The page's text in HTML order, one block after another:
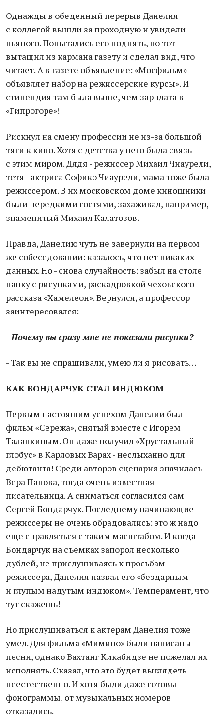
Однажды в обеденный перерыв Данелия
с коллегой вышли за проходную и увидели
пьяного. Попытались его поднять, но тот
вытащил из кармана газету и сделал вид, что
читает. А в газете объявление: «Мосфильм»
объявляет набор на режиссерские курсы». И
стипендия там была выше, чем зарплата в
«Гипрогоре»!
Рискнул на смену профессии не из-за большой
тяги к кино. Хотя с детства у него была связь
с этим миром. Дядя - режиссер Михаил Чиаурели,
тетя - актриса Софико Чиаурели, мама тоже была
режиссером. В их московском доме киношники
были нередкими гостями, захаживал, например,
знаменитый Михаил Калатозов.
Правда, Данелию чуть не завернули на первом
же собеседовании: казалось, что нет никаких
данных. Но - снова случайность: забыл на столе
папку с рисунками, раскадровкой чеховского
рассказа «Хамелеон». Вернулся, а профессор
заинтересовался:
- Почему вы сразу мне не показали рисунки?
- Так вы не спрашивали, умею ли я рисовать…
КАК БОНДАРЧУК СТАЛ ИНДЮКОМ
Первым настоящим успехом Данелии был
фильм «Сережа», снятый вместе с Игорем
Таланкиным. Он даже получил «Хрустальный
глобус» в Карловых Варах - неслыханно для
дебютанта! Среди авторов сценария значилась
Вера Панова, тогда очень известная
писательница. А сниматься согласился сам
Сергей Бондарчук. Последнему начинающие
режиссеры не очень обрадовались: это ж надо
еще справляться с таким масштабом. И когда
Бондарчук на съемках запорол несколько
дублей, не прислушиваясь к просьбам
режиссера, Данелия назвал его «бездарным
и глупым надутым индюком». Темперамент, что
тут скажешь!
Но прислушиваться к актерам Данелия тоже
умел. Для фильма «Мимино» были написаны
песни, однако Вахтанг Кикабидзе не пожелал их
исполнять. Сказал, что это будет выглядеть
неестественно. И хотя были даже готовы
фонограммы, от музыкальных номеров
отказались.